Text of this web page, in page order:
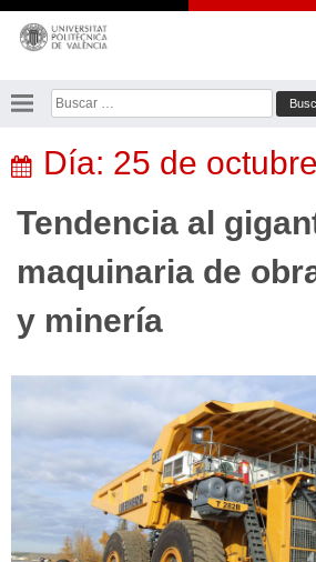
Saltar
contenido
Buscar:
Día: 25 de
Tendencia al
maquinaria de
y minería